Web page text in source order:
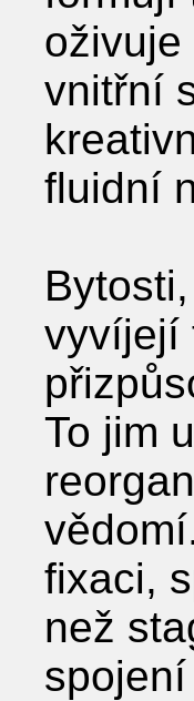
vnitřní
fluidní
vyvíjejí
To jim
fixaci,
než